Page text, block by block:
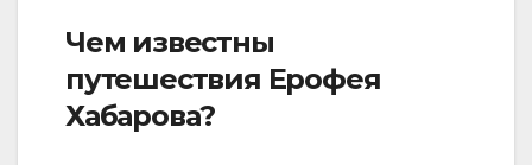
Чем известны
путешествия Ерофея
Хабарова?